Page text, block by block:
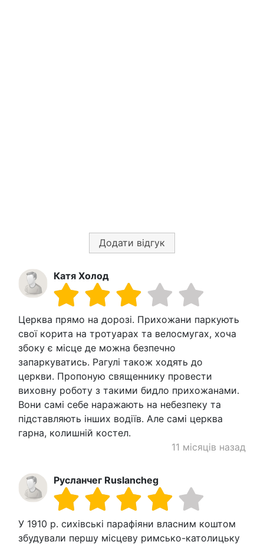
Додати відгук
Катя Холод
Церква прямо на дорозі. Прихожани паркують
свої корита на тротуарах та велосмугах, хоча
збоку є місце де можна безпечно
запаркуватись. Рагулі також ходять до
церкви. Пропоную священнику провести
виховну роботу з такими бидло прихожанами.
Вони самі себе наражають на небезпеку та
підставляють інших водіїв. Але самі церква
гарна, колишній костел.
11 місяців назад
Русланчег Ruslancheg
У 1910 р. сихівські парафіяни власним коштом
збудували першу місцеву римсько-католицьку